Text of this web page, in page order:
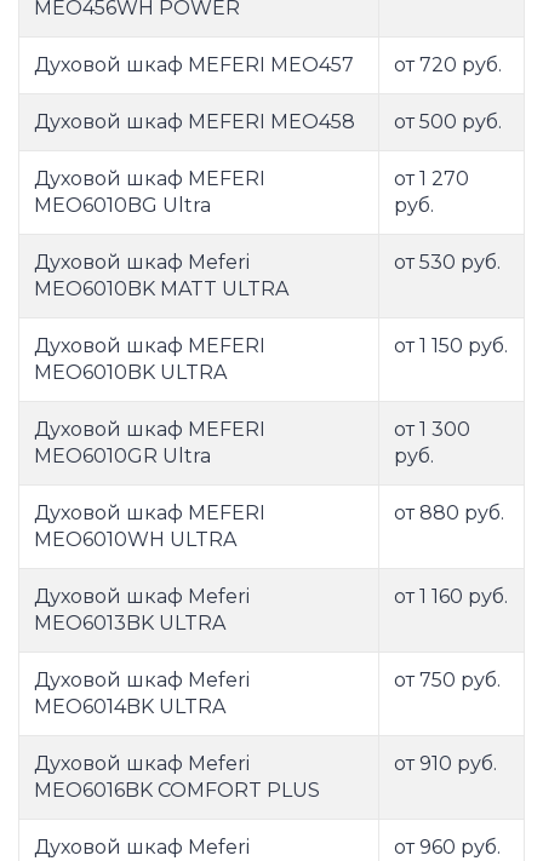
MEO456WH POWER
Духовой шкаф MEFERI MEO457 от 720 руб.
Духовой шкаф MEFERI MEO458 от 500 руб.
Духовой шкаф MEFERI
MEO6010BG Ultra
от 1 270
руб.
Духовой шкаф Meferi
MEO6010BK MATT ULTRA
от 530 руб.
Духовой шкаф MEFERI
MEO6010BK ULTRA
от 1 150 руб.
Духовой шкаф MEFERI
MEO6010GR Ultra
от 1 300
руб.
Духовой шкаф MEFERI
MEO6010WH ULTRA
от 880 руб.
Духовой шкаф Meferi
MEO6013BK ULTRA
от 1 160 руб.
Духовой шкаф Meferi
MEO6014BK ULTRA
от 750 руб.
Духовой шкаф Meferi
MEO6016BK COMFORT PLUS
от 910 руб.
Духовой шкаф Meferi
от 960 руб.